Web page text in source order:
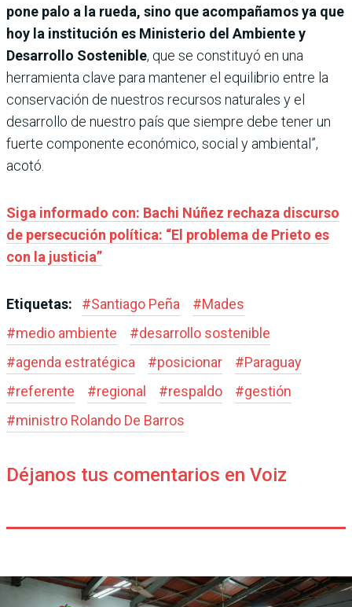
pone palo a la rueda, sino que acompañamos ya que
hoy la institución es Ministerio del Ambiente y
Desarrollo Sostenible, que se constituyó en una
herramienta clave para mantener el equilibrio entre la
conservación de nuestros recursos naturales y el
desarrollo de nuestro país que siempre debe tener un
fuerte componente económico, social y ambiental”,
acotó.
Siga informado con: Bachi Núñez rechaza discurso
de persecución política: “El problema de Prieto es
con la justicia”
Etiquetas: #Santiago Peña #Mades
#medio ambiente #desarrollo sostenible
#agenda estratégica #posicionar #Paraguay
#referente #regional #respaldo #gestión
#ministro Rolando De Barros
Déjanos tus comentarios en Voiz